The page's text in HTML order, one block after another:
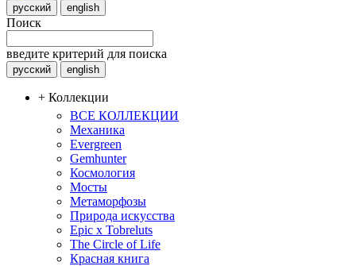
русский english
Поиск
введите критерий для поиска
русский english
+ Коллекции
ВСЕ КОЛЛЕКЦИИ
Механика
Evergreen
Gemhunter
Космология
Мосты
Метаморфозы
Природа искусства
Epic x Tobreluts
The Circle of Life
Красная книга